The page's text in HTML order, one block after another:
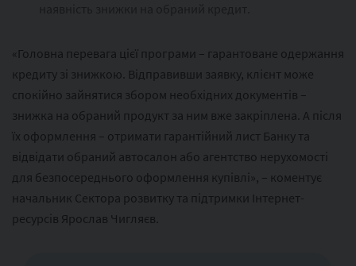
«Головна перевага цієї програми – гарантоване одержання
кредиту зі знижкою. Відправивши заявку, клієнт може
спокійно зайнятися збором необхідних документів –
знижка на обраний продукт за ним вже закріплена. А після
їх оформлення – отримати гарантійний лист Банку та
відвідати обраний автосалон або агентство нерухомості
для безпосереднього оформлення купівлі», – коментує
начальник Сектора розвитку та підтримки Інтернет-
ресурсів Ярослав Чигляєв.